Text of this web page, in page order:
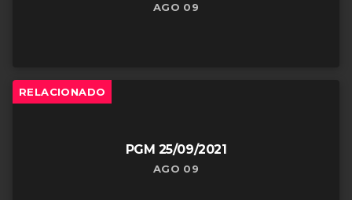
AGO 09
RELACIONADO
PGM 25/09/2021
AGO 09